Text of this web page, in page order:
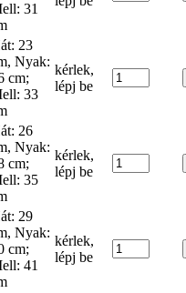
31
23
Nyak:
cm;
33
kérlek,
lépj be
26
Nyak:
cm;
35
kérlek,
lépj be
29
Nyak:
cm;
41
kérlek,
lépj be